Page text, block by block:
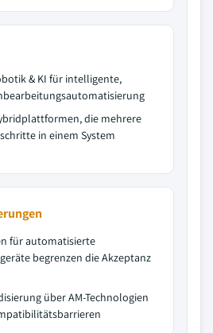
& KI für intelligente,
die mehrere
in einem System
für automatisierte
begrenzen die Akzeptanz
über AM-Technologien